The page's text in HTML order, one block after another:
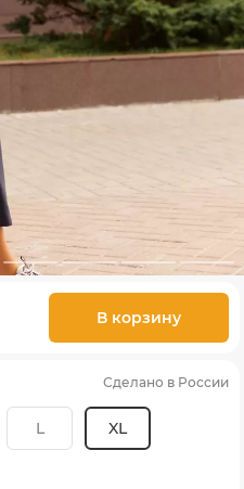
В корзину
Сделано в России
L XL